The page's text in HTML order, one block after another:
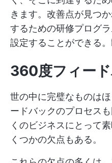
きます。改善点が見つ
するための研修プログ
設定することができる
360度フィー
世の中に完璧なものは
ードバックのプロセス
くのビジネスにとって
くつかの欠点もある。